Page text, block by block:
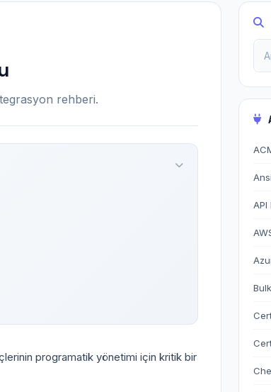
rehberi.
programatik yönetimi için kritik bir
API